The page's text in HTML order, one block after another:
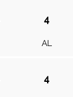
4
AL
4